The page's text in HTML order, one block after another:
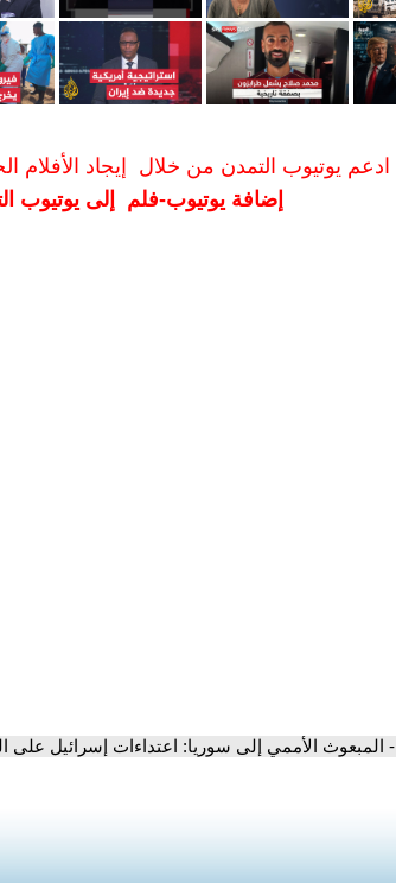
ادعم يوتيوب التمدن من خلال إيجاد الأفلام
إضافة يوتيوب-فلم إلى يوتيوب
- المبعوث الأممي إلى سوريا: اعتداءات إسرائيل على